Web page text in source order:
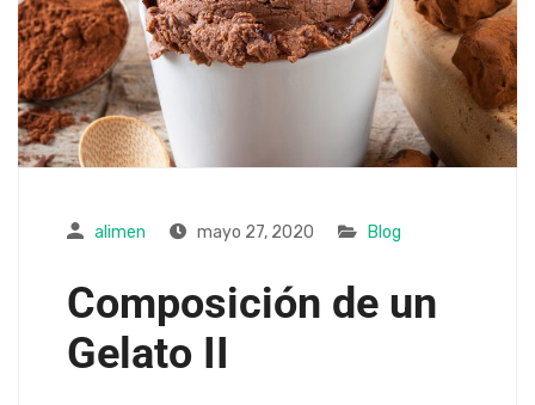
alimen mayo 27, 2020 Blog
Composición de un
Gelato II